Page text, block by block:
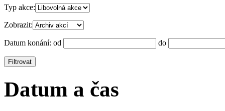
Typ akce:
Zobrazit:
Datum konání: od do
Datum a čas